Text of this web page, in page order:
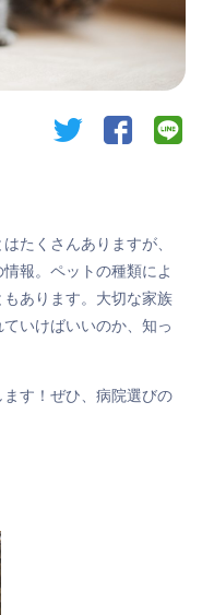
twitter facebook
たくさんありますが、
報。ペットの種類によ
あります。大切な家族
いけばいいのか、知っ
す！ぜひ、病院選びの